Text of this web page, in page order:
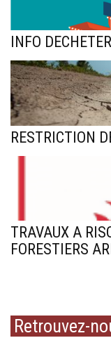
INFO
RESTRICTION
TRAVAUX A
FORESTIERS
Retrouvez-